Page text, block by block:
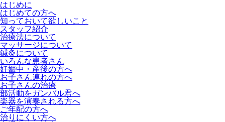
はじめに
はじめての方へ
知っておいて欲しいこと
スタッフ紹介
治療法について
マッサージについて
鍼灸について
いろんな患者さん
妊娠中・産後の方へ
お子さん連れの方へ
お子さんの治療
部活動をガンバル君へ
楽器を演奏される方へ
ご年配の方へ
治りにくい方へ